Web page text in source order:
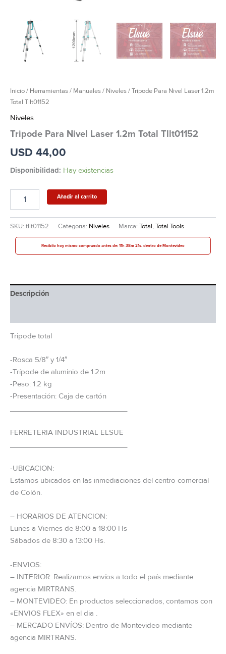
Inicio/ Herramientas/ Manuales/ Niveles/ Tripode Para Nivel Laser 1.2m
Total Tllt01152
Niveles
Tripode Para Nivel Laser 1.2m Total Tllt01152
USD 44,00
Disponibilidad: Hay existencias
Añadir al carrito
SKU: tllt01152 Categoría: Niveles Marca: Total, Total Tools
Recibilo hoy mismo comprando antes de: 11h 38m 21s. dentro de Montevideo
Descripción
Tripode total
-Rosca 5/8″ y 1/4″
-Trípode de aluminio de 1.2m
-Peso: 1.2 kg
-Presentación: Caja de cartón
FERRETERIA INDUSTRIAL ELSUE
-UBICACION:
Estamos ubicados en las inmediaciones del centro comercial
de Colón.
– HORARIOS DE ATENCION:
Lunes a Viernes de 8:00 a 18:00 Hs
Sábados de 8:30 a 13:00 Hs.
-ENVIOS:
– INTERIOR: Realizamos envíos a todo el país mediante
agencia MIRTRANS.
– MONTEVIDEO: En productos seleccionados, contamos con
«ENVIOS FLEX» en el dia .
– MERCADO ENVÍOS: Dentro de Montevideo mediante
agencia MIRTRANS.